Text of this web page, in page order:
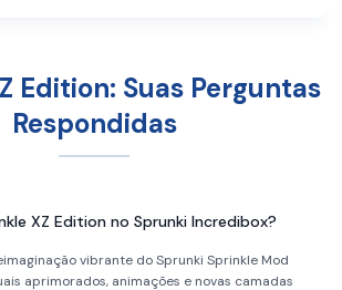
Edition: Suas Perguntas
Respondidas
XZ Edition no Sprunki Incredibox?
vibrante do Sprunki Sprinkle Mod
aprimorados, animações e novas camadas